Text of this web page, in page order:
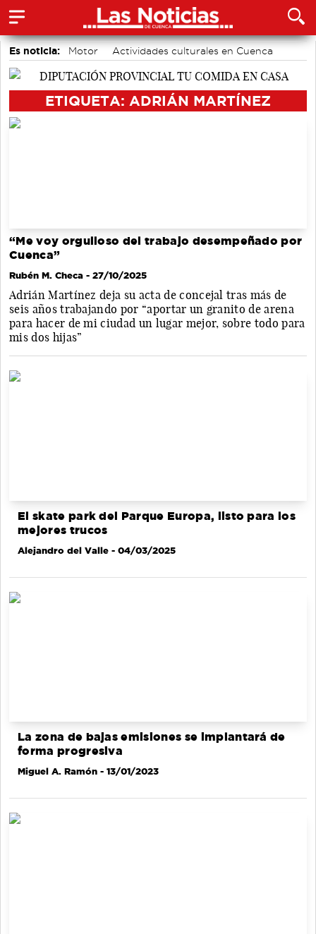
Es noticia: Motor
Actividades culturales en Cuenca
accidentes laborales
ETIQUETA: ADRIÁN MARTÍNEZ
“Me voy orgulloso del trabajo desempeñado por
Cuenca”
Rubén M. Checa - 27/10/2025
Adrián Martínez deja su acta de concejal tras más de
seis años trabajando por “aportar un granito de arena
para hacer de mi ciudad un lugar mejor, sobre todo para
mis dos hijas”
El skate park del Parque Europa, listo para los
mejores trucos
Alejandro del Valle - 04/03/2025
La zona de bajas emisiones se implantará de
forma progresiva
Miguel A. Ramón - 13/01/2023